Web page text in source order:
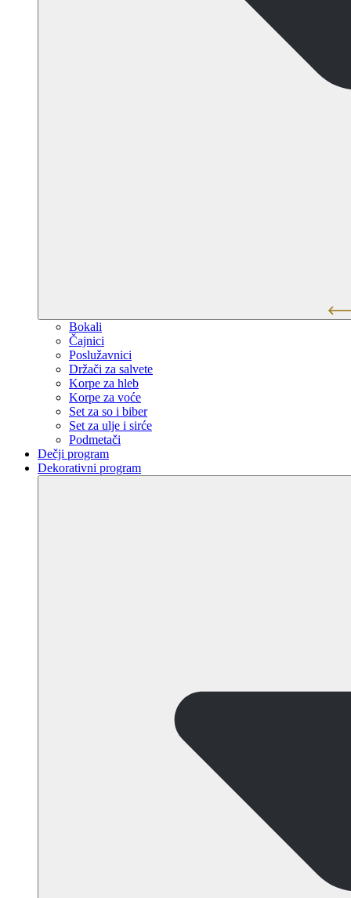
Bokali
Čajnici
Poslužavnici
Držači za salvete
Korpe za hleb
Korpe za voće
Set za so i biber
Set za ulje i sirće
Podmetači
Dečji program
Dekorativni program